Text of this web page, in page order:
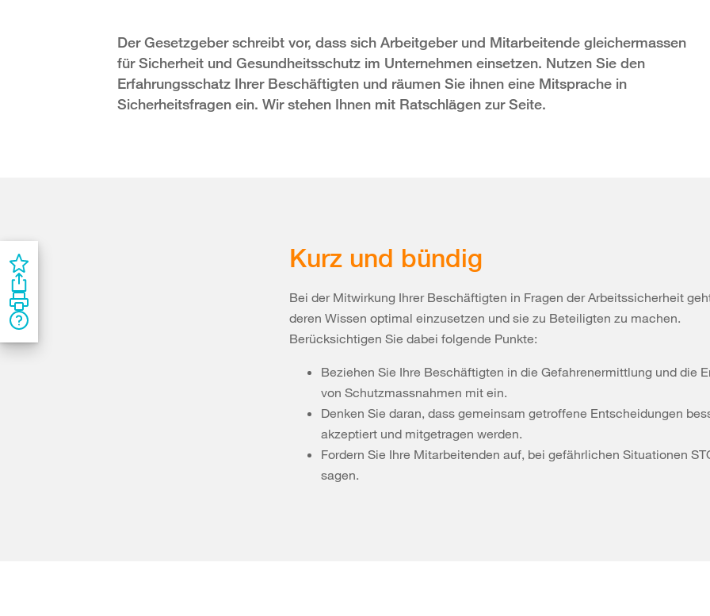
Der Gesetzgeber schreibt vor, dass sich Arbeitgeber und Mitarbeitende gleichermassen
für Sicherheit und Gesundheitsschutz im Unternehmen einsetzen. Nutzen Sie den
Erfahrungsschatz Ihrer Beschäftigten und räumen Sie ihnen eine Mitsprache in
Sicherheitsfragen ein. Wir stehen Ihnen mit Ratschlägen zur Seite.
Kurz und bündig
Bei der Mitwirkung Ihrer Beschäftigten in Fragen der Arbeitssicherheit
deren Wissen optimal einzusetzen und sie zu Beteiligten zu machen.
Berücksichtigen Sie dabei folgende Punkte:
Beziehen Sie Ihre Beschäftigten in die Gefahrenermittlung und die
von Schutzmassnahmen mit ein.
Denken Sie daran, dass gemeinsam getroffene Entscheidungen
akzeptiert und mitgetragen werden.
Fordern Sie Ihre Mitarbeitenden auf, bei gefährlichen Situationen
sagen.